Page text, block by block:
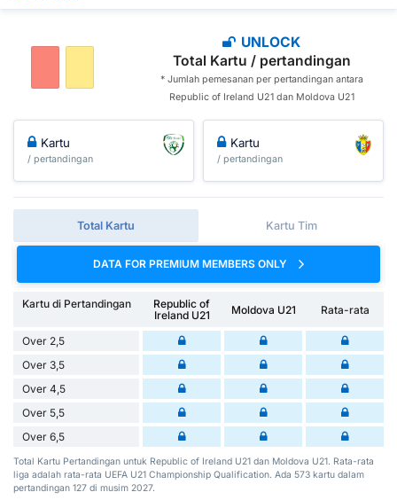
UNLOCK
Total Kartu / pertandingan
* Jumlah pemesanan per pertandingan antara
Republic of Ireland U21 dan Moldova U21
Kartu
/ pertandingan
Kartu
/ pertandingan
Total Kartu Kartu Tim
DATA FOR PREMIUM MEMBERS ONLY
Kartu di Pertandingan
Republic of
Ireland U21
Moldova U21 Rata-rata
Over 2,5
Over 3,5
Over 4,5
Over 5,5
Over 6,5
Total Kartu Pertandingan untuk Republic of Ireland U21 dan Moldova U21. Rata-rata
liga adalah rata-rata UEFA U21 Championship Qualification. Ada 573 kartu dalam
pertandingan 127 di musim 2027.